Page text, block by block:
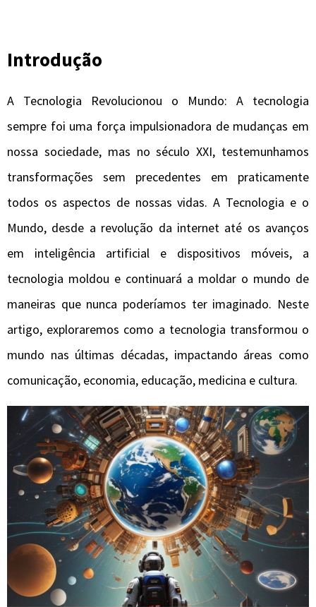
Introdução
A Tecnologia Revolucionou o Mundo: A tecnologia
sempre foi uma força impulsionadora de mudanças em
nossa sociedade, mas no século XXI, testemunhamos
transformações sem precedentes em praticamente
todos os aspectos de nossas vidas. A Tecnologia e o
Mundo, desde a revolução da internet até os avanços
em inteligência artificial e dispositivos móveis, a
tecnologia moldou e continuará a moldar o mundo de
maneiras que nunca poderíamos ter imaginado. Neste
artigo, exploraremos como a tecnologia transformou o
mundo nas últimas décadas, impactando áreas como
comunicação, economia, educação, medicina e cultura.